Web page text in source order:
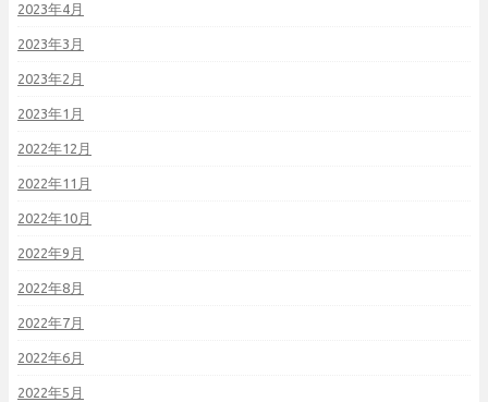
2023年4月
2023年3月
2023年2月
2023年1月
2022年12月
2022年11月
2022年10月
2022年9月
2022年8月
2022年7月
2022年6月
2022年5月